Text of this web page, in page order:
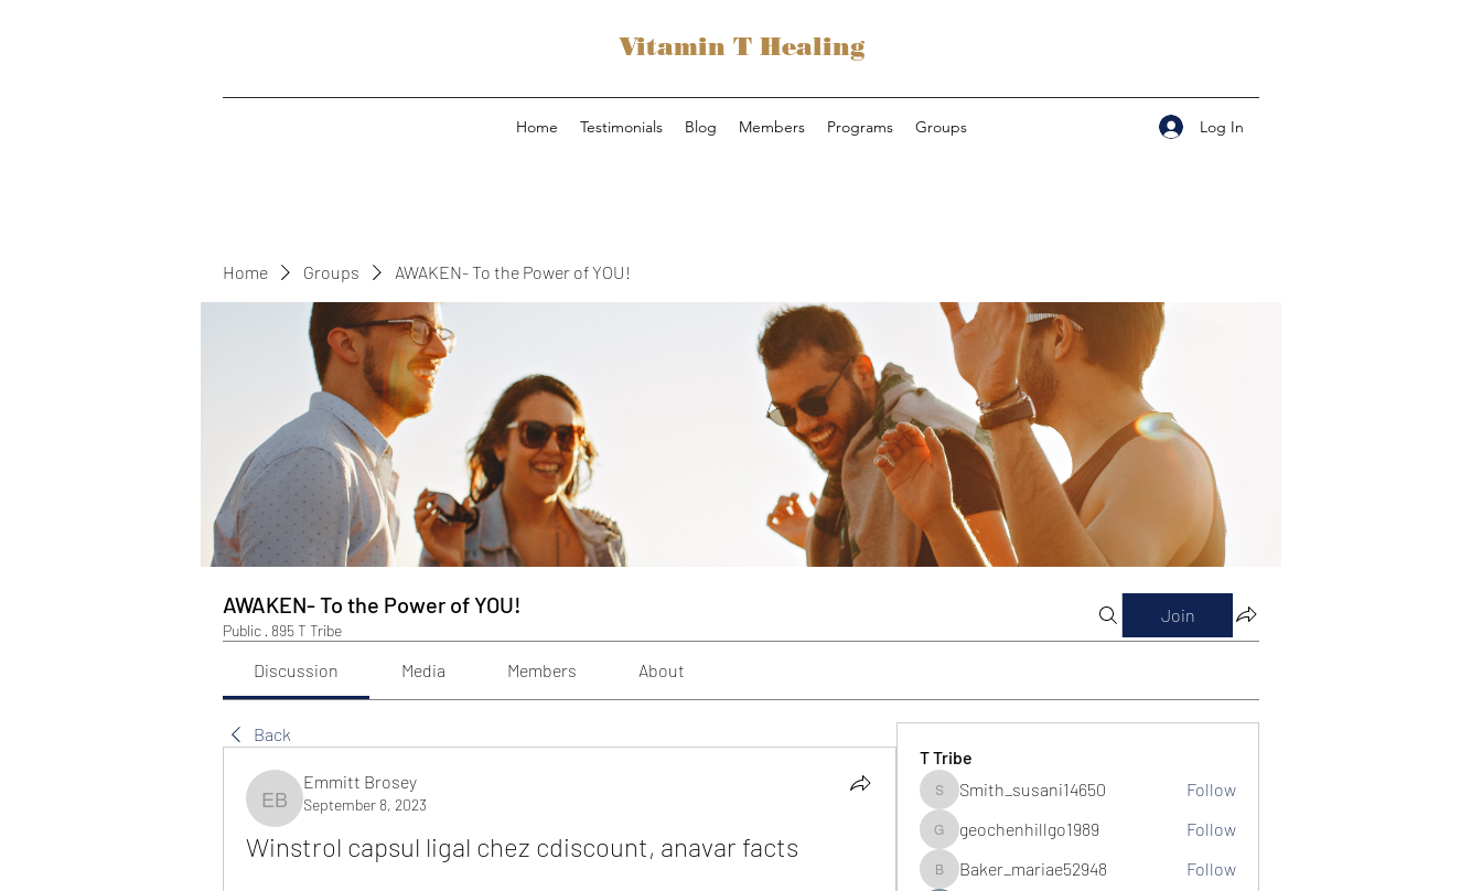
Vitamin T Healing
Home Testimonials Blog Members Programs Groups Log In
Home Groups AWAKEN- To the Power of YOU!
AWAKEN- To the Power of YOU!
Public · 895 T Tribe
Join
Discussion Media Members About
Back
Emmitt Brosey
Emmitt Brosey
September 8, 2023
Winstrol capsul ligal chez cdiscount, anavar facts
T Tribe
Smith_susani14650
Smith_susani14650 Follow
geochenhillgo1989
geochenhillgo1989 Follow
Baker_mariae52948
Baker_mariae52948 Follow